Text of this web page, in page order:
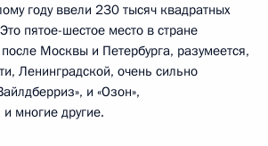
году ввели 230 тысяч квадратных
пятое-шестое место в стране
Москвы и Петербурга, разумеется,
Ленинградской, очень сильно
и «Озон»,
и многие другие.